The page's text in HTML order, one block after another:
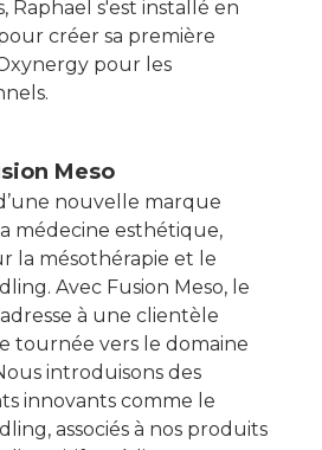
Raphael s'est installé en
créer sa première
pour les
Meso
nouvelle marque
médecine esthétique,
la mésothérapie et le
Avec Fusion Meso, le
à une clientèle
tournée vers le domaine
introduisons des
innovants comme le
associés à nos produits